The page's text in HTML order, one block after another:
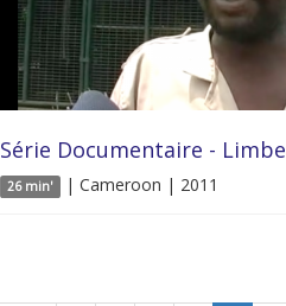
Série Documentaire - Limbe
26 min' | Cameroon | 2011